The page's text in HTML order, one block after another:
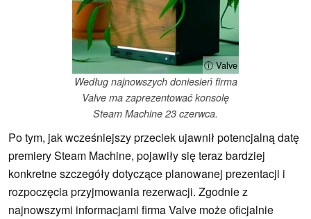
ⓘ Valve
Według najnowszych doniesień firma
Valve ma zaprezentować konsolę
Steam Machine 23 czerwca.
Po tym, jak wcześniejszy przeciek ujawnił potencjalną datę
premiery Steam Machine, pojawiły się teraz bardziej
konkretne szczegóły dotyczące planowanej prezentacji i
rozpoczęcia przyjmowania rezerwacji. Zgodnie z
najnowszymi informacjami firma Valve może oficjalnie